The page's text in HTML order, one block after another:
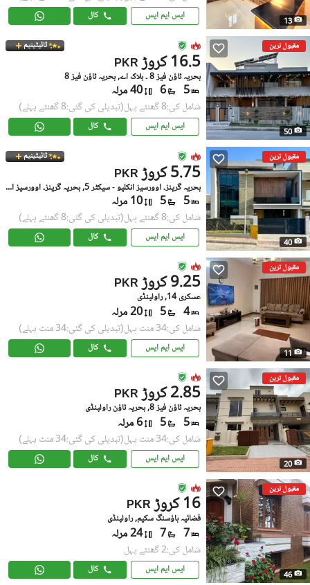
13 ایس ایم ایس کال
مقبول ترین
50
ٹائیٹینیم
PKR 16.5 کروڑ
بحریہ ٹاؤن فیز 8 ۔ بلاک اے, بحریہ ٹاؤن فیز 8
5
6 40 مرلہ
شامل کی:8 گھنٹے پہل (تبدیلی کی گئی:8 گھنٹے پہلے)
ایس ایم ایس کال
مقبول ترین
40
ٹائیٹینیم
PKR 5.75 کروڑ
بحریہ گرینز۔ اوورسیز انکلیو - سیکٹر 5, بحریہ گرینز۔ اوورسیز انکلیو
5
5 10 مرلہ
شامل کی:8 گھنٹے پہل (تبدیلی کی گئی:8 گھنٹے پہلے)
ایس ایم ایس کال
مقبول ترین
11
PKR 9.25 کروڑ
عسکری 14, راولپنڈی
4
5 20 مرلہ
شامل کی:34 منٹ پہل (تبدیلی کی گئی:34 منٹ پہلے)
ایس ایم ایس کال
مقبول ترین
20
PKR 2.85 کروڑ
بحریہ ٹاؤن فیز 8, بحریہ ٹاؤن راولپنڈی
5
5 6 مرلہ
شامل کی:34 منٹ پہل (تبدیلی کی گئی:34 منٹ پہلے)
ایس ایم ایس کال
مقبول ترین
46
PKR 16 کروڑ
فضائیہ ہاؤسنگ سکیم, راولپنڈی
7
7 24 مرلہ
شامل کی:2 گھنٹے پہل
ایس ایم ایس کال